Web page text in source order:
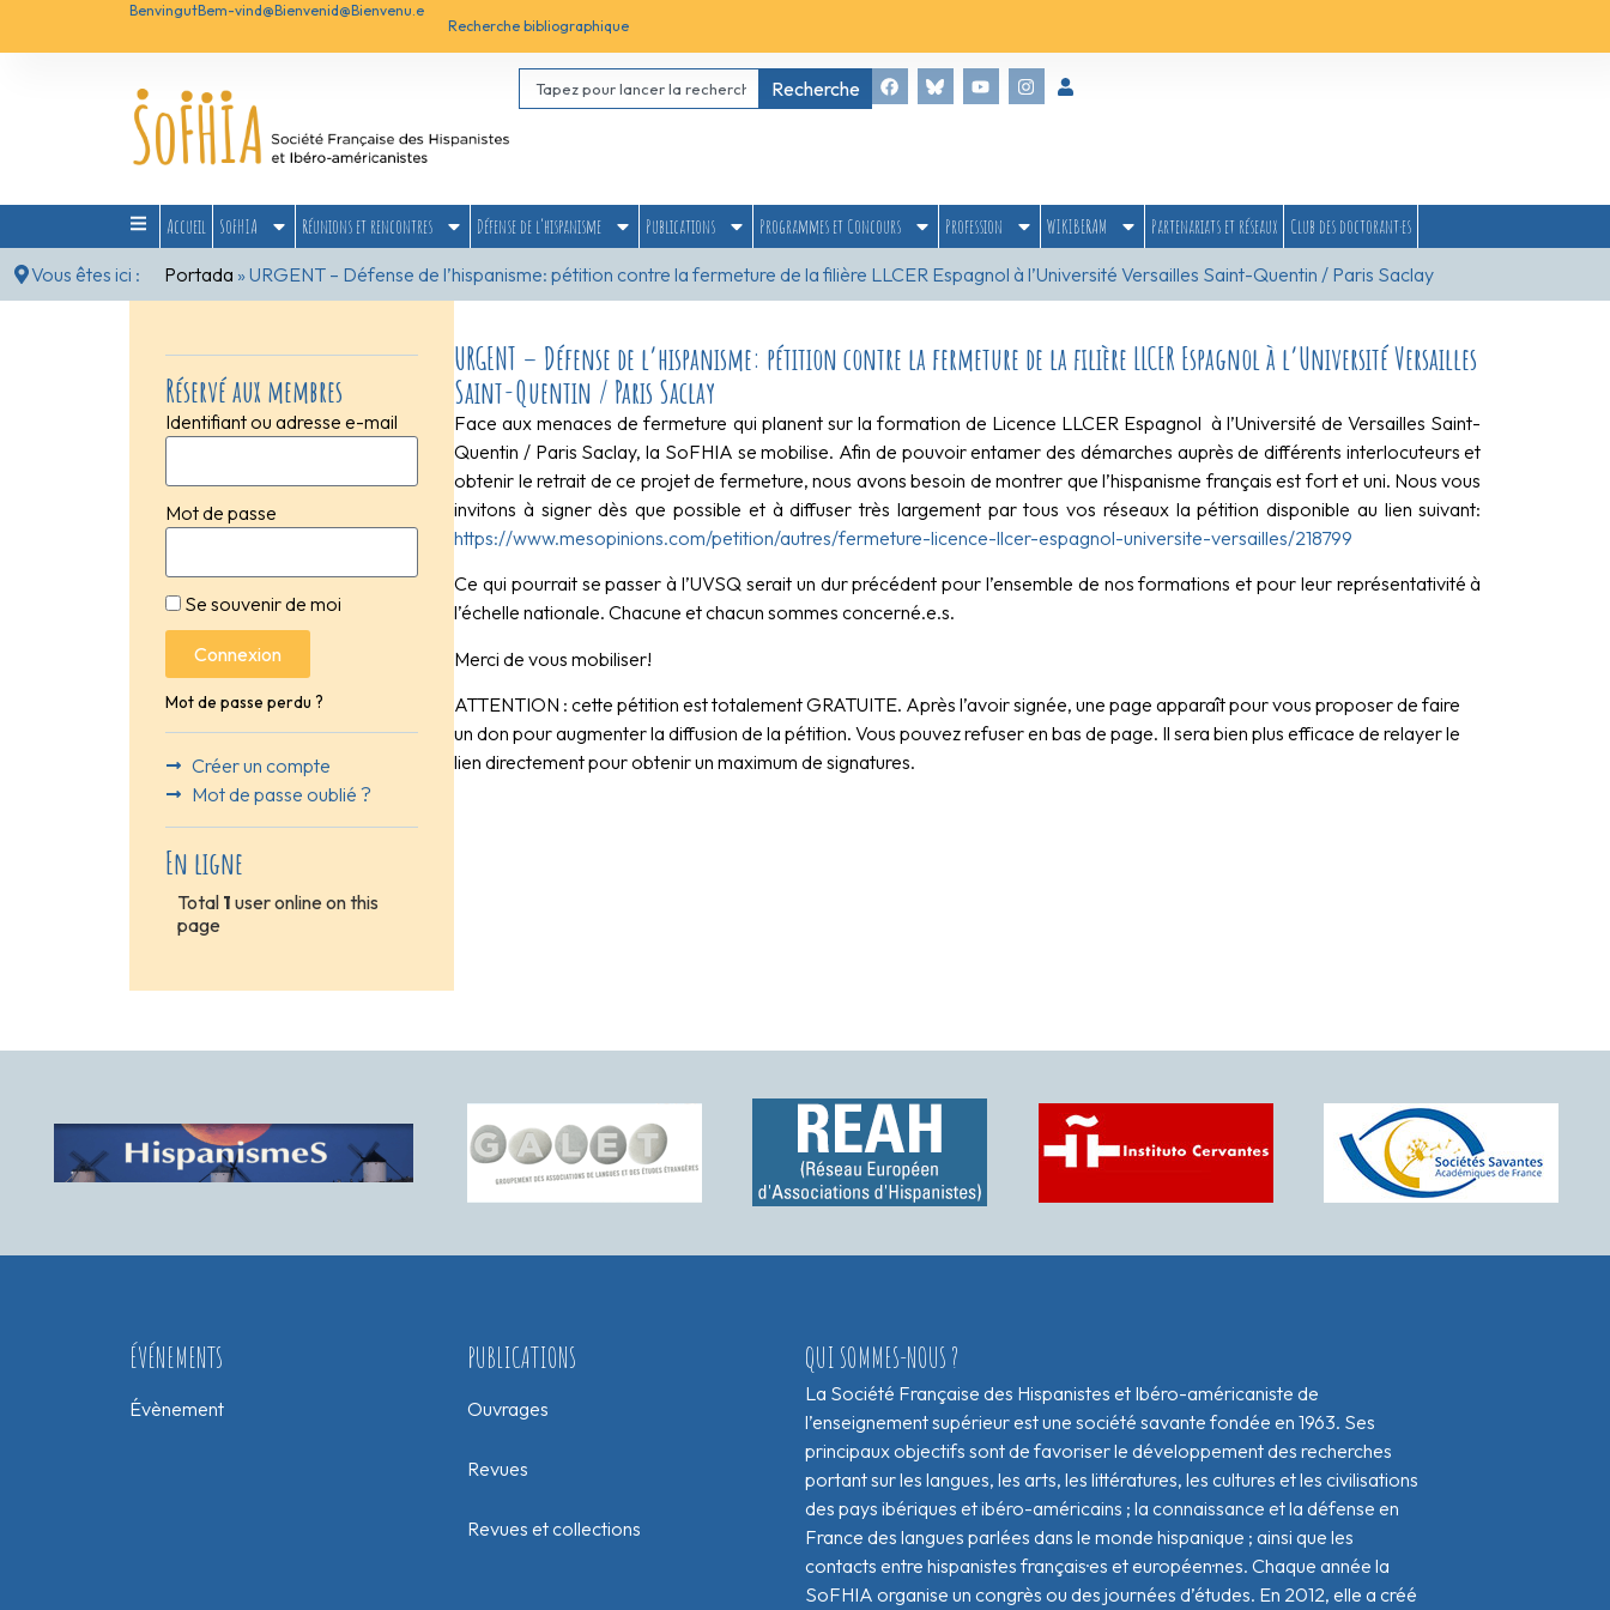
BenvingutBem-vind@Bienvenid@Bienvenu.e
Recherche bibliographique
Recherche
Accueil SoFHIA Réunions et rencontres Défense de l’hispanisme Publications Programmes et Concours Profession WIKIBERAM Partenariats et réseaux
Club des doctorant·es
Vous êtes ici :
Portada »URGENT – Défense de l’hispanisme: pétition contre la fermeture de la filière LLCER Espagnol à l’Université Versailles Saint-Quentin / Paris Saclay
Réservé aux membres
Identifiant ou adresse e-mail
Mot de passe
Se souvenir de moi
Connexion
Mot de passe perdu ?
Créer un compte
Mot de passe oublié ?
En ligne
Total 1 user online on this
page
URGENT – Défense de l’hispanisme: pétition contre la fermeture de la filière LLCER Espagnol à l’Université Versailles
Saint-Quentin / Paris Saclay
Face aux menaces de fermeture qui planent sur la formation de Licence LLCER Espagnol à l’Université de Versailles Saint-
Quentin / Paris Saclay, la SoFHIA se mobilise. Afin de pouvoir entamer des démarches auprès de différents interlocuteurs et
obtenir le retrait de ce projet de fermeture, nous avons besoin de montrer que l’hispanisme français est fort et uni. Nous vous
invitons à signer dès que possible et à diffuser très largement par tous vos réseaux la pétition disponible au lien suivant:
https://www.mesopinions.com/petition/autres/fermeture-licence-llcer-espagnol-universite-versailles/218799
Ce qui pourrait se passer à l’UVSQ serait un dur précédent pour l’ensemble de nos formations et pour leur représentativité à
l’échelle nationale. Chacune et chacun sommes concerné.e.s.
Merci de vous mobiliser!
ATTENTION : cette pétition est totalement GRATUITE. Après l’avoir signée, une page apparaît pour vous proposer de faire
un don pour augmenter la diffusion de la pétition. Vous pouvez refuser en bas de page. Il sera bien plus efficace de relayer le
lien directement pour obtenir un maximum de signatures.
ÉVÉNEMENTS
Évènement
PUBLICATIONS
Ouvrages
Revues
Revues et collections
QUI SOMMES-NOUS ?
La Société Française des Hispanistes et Ibéro-américaniste de
l’enseignement supérieur est une société savante fondée en 1963. Ses
principaux objectifs sont de favoriser le développement des recherches
portant sur les langues, les arts, les littératures, les cultures et les civilisations
des pays ibériques et ibéro-américains ; la connaissance et la défense en
France des langues parlées dans le monde hispanique ; ainsi que les
contacts entre hispanistes français·es et européen·nes. Chaque année la
SoFHIA organise un congrès ou des journées d’études. En 2012, elle a créé